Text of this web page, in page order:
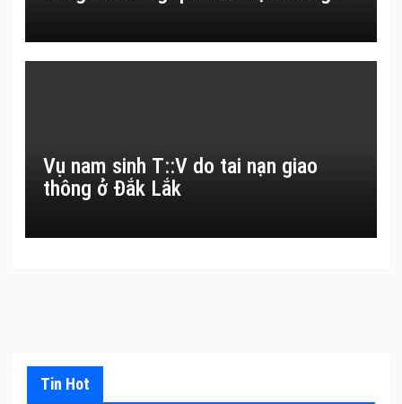
Vụ nam sinh T::V do tai nạn giao
thông ở Đắk Lắk
Tin Hot